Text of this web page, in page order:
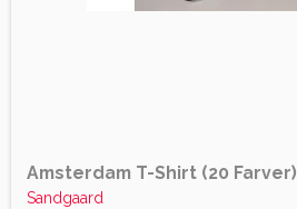
Amsterdam T-Shirt (20 Farver)
Sandgaard